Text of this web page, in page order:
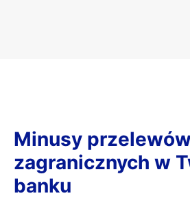
Minusy przelewów
zagranicznych w
banku